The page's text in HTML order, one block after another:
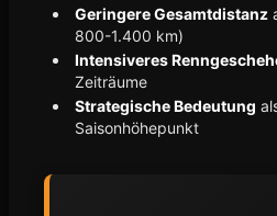
Geringere Gesamtdistanz
800-1.400 km)
Intensiveres
Zeiträume
Strategische Bedeutung
Saisonhöhepunkt